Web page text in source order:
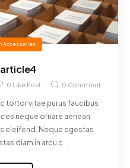
Accessories
0 Like Post 0 Comment
tortor vitae purus faucibus
neque ornare aenean
eleifend. Neque egestas
diam in arcu c ...